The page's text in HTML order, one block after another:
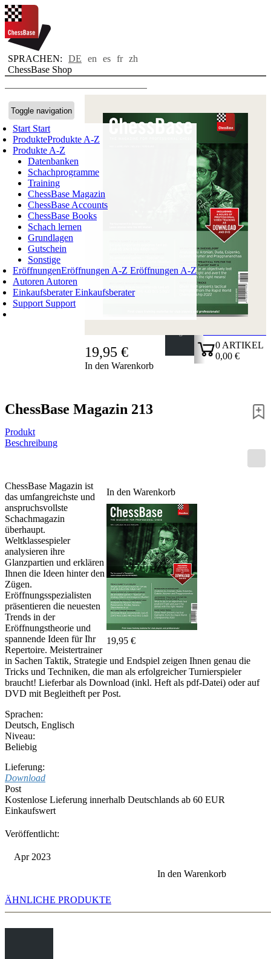
SPRACHEN: DE en es fr zh
ChessBase Shop
Toggle navigation
Start Start
ProdukteProdukte A-Z
Produkte A-Z
Datenbanken
Schachprogramme
Training
ChessBase Magazin
ChessBase Accounts
ChessBase Books
Schach lernen
Grundlagen
Gutschein
Sonstige
EröffnungenEröffnungen A-Z Eröffnungen A-Z
Autoren Autoren
EinkaufsberaterEinkaufsberater
Support Support
0 ARTIKEL
0,00 €
19,95 €
In den Warenkorb
ChessBase Magazin 213
Produkt
Beschreibung
In den Warenkorb
19,95 €
ChessBase Magazin ist
das umfangreichste und
anspruchsvollste
Schachmagazin
überhaupt.
Weltklassespieler
analysieren ihre
Glanzpartien und erklären
Ihnen die Ideen hinter den
Zügen.
Eröffnungsspezialisten
präsentieren die neuesten
Trends in der
Eröffnungstheorie und
spannende Ideen für Ihr
Repertoire. Meistertrainer
in Sachen Taktik, Strategie und Endspiel zeigen Ihnen genau die
Tricks und Techniken, die man als erfolgreicher Turnierspieler
braucht! Lieferbar als Download (inkl. Heft als pdf-Datei) oder auf
DVD mit Begleitheft per Post.
Sprachen:
Deutsch, Englisch
Niveau:
Beliebig
Lieferung:
Download
Post
Kostenlose Lieferung innerhalb Deutschlands ab 60 EUR
Einkaufswert
Veröffentlicht:
Apr 2023
In den Warenkorb
ÄHNLICHE PRODUKTE